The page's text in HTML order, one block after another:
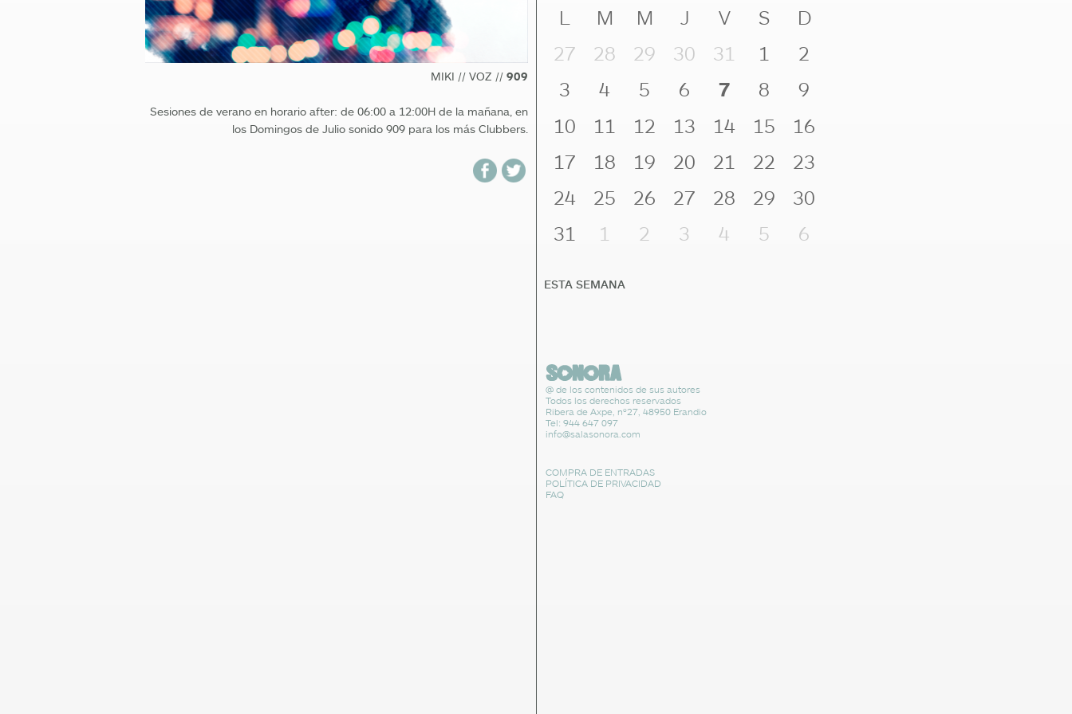
MIKI // VOZ // 909
Sesiones de verano en horario after: de 06:00 a 12:00H de la mañana, en
los Domingos de Julio sonido 909 para los más Clubbers.
L M M J V S
D
27
28 29 30 31 1
2
3
4 5 6 7 8
9
10
11 12 13 14 15
16
17
18 19 20 21 22
23
24
25 26 27 28 29
30
31
1 2 3 4 5 6
ESTA SEMANA
@ de los contenidos de sus autores
Todos los derechos reservados
Ribera de Axpe, nº27, 48950 Erandio
Tel: 944 647 097
info@salasonora.com
COMPRA DE ENTRADAS
POLÍTICA DE PRIVACIDAD
FAQ